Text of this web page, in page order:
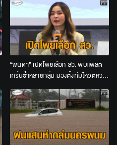
“พนิดา” เปิดโพยเลือก สว. พบแพลต
เทิร์นซ้ำหลายกลุ่ม มองตั้งทีมโหวตหวัง
ดันผู้สมัครก่อนเลือกไขว้